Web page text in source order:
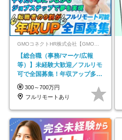
GMOコネクトHR株式会社【GMOインターネットグループ】
【総合職（事務/マーケ/広報
等）】未経験大歓迎／フルリモ
可で全国募集！年収アップ多数
★年休最大130日★
300～700万円
フルリモートあり